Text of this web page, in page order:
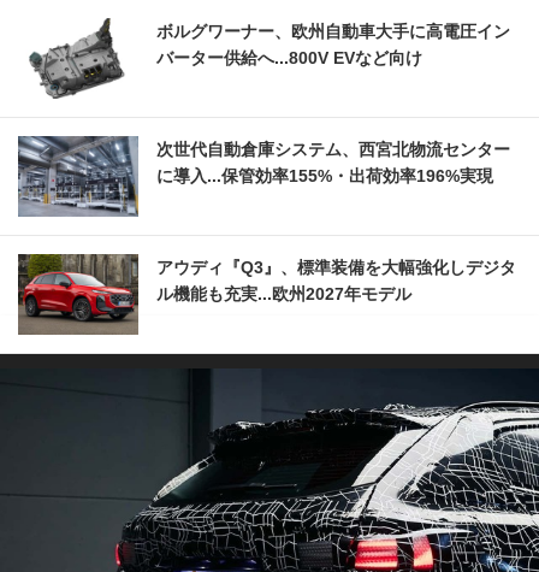
ボルグワーナー、欧州自動車大手に高電圧イン
バーター供給へ...800V EVなど向け
次世代自動倉庫システム、西宮北物流センター
に導入...保管効率155%・出荷効率196%実現
アウディ『Q3』、標準装備を大幅強化しデジタ
ル機能も充実...欧州2027年モデル